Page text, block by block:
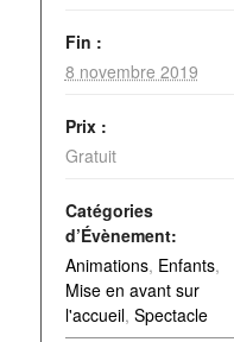
Fin :
8 novembre 2019
Prix :
Gratuit
Catégories
d’Évènement:
Animations, Enfants,
Mise en avant sur
l'accueil, Spectacle